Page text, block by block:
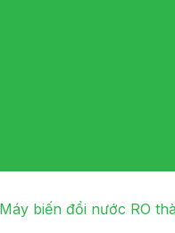
Máy biến đổi nước RO